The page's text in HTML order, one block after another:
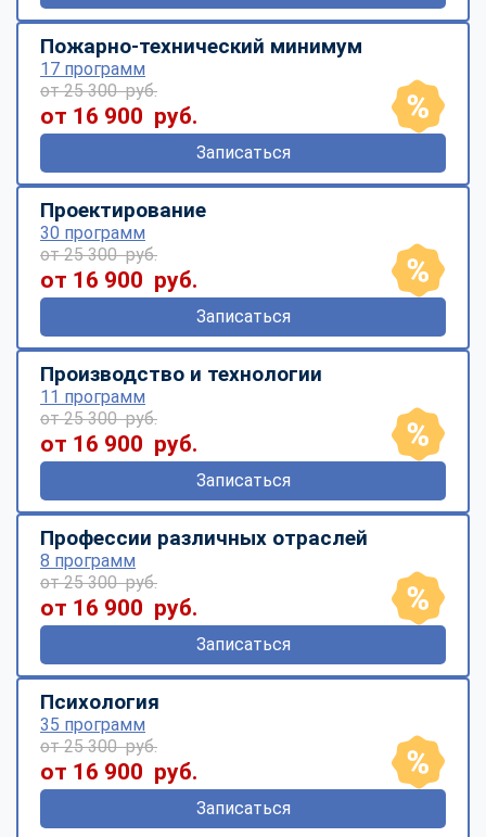
Пожарно-технический минимум
17 программ
от 25 300 руб.
от 16 900 руб.
Записаться
Проектирование
30 программ
от 25 300 руб.
от 16 900 руб.
Записаться
Производство и технологии
11 программ
от 25 300 руб.
от 16 900 руб.
Записаться
Профессии различных отраслей
8 программ
от 25 300 руб.
от 16 900 руб.
Записаться
Психология
35 программ
от 25 300 руб.
от 16 900 руб.
Записаться